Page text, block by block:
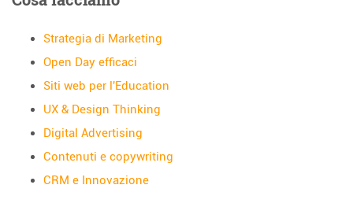
Strategia di Marketing
Open Day efficaci
Siti web per l'Education
UX & Design Thinking
Digital Advertising
Contenuti e copywriting
CRM e Innovazione